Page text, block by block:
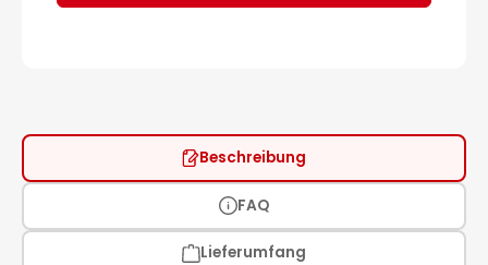
Beschreibung
FAQ
Lieferumfang